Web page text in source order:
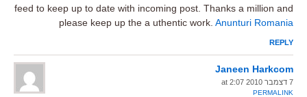
feed to keep up to date with incoming post. Thanks a million and
please keep up the a uthentic work. Anunturi Romania
REPLY
Janeen Harkcom
7 דצמבר 2010 at 2:07
PERMALINK